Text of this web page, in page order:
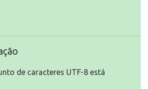
de caracteres UTF-8 está